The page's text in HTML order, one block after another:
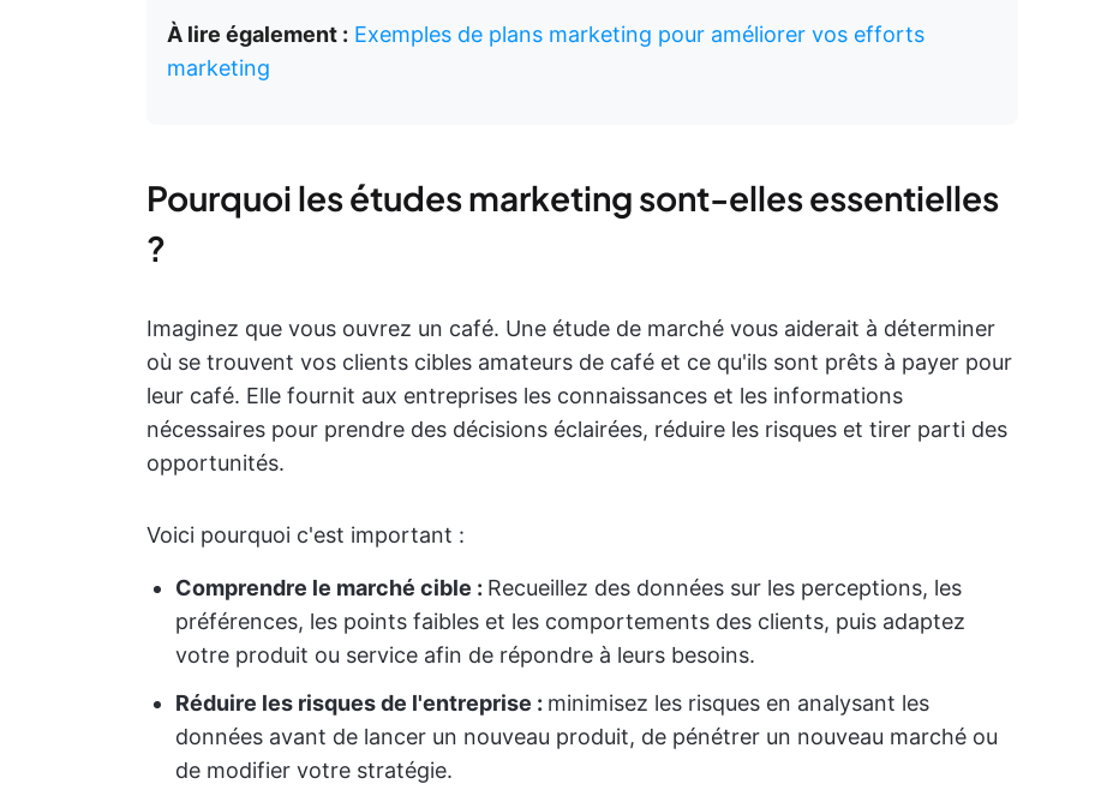
À lire également : Exemples de plans marketing pour améliorer vos efforts
marketing
Pourquoi les études marketing sont-elles essentielles
?
Imaginez que vous ouvrez un café. Une étude de marché vous aiderait à déterminer
où se trouvent vos clients cibles amateurs de café et ce qu'ils sont prêts à payer pour
leur café. Elle fournit aux entreprises les connaissances et les informations
nécessaires pour prendre des décisions éclairées, réduire les risques et tirer parti des
opportunités.
Voici pourquoi c'est important :
Comprendre le marché cible : Recueillez des données sur les perceptions, les
préférences, les points faibles et les comportements des clients, puis adaptez
votre produit ou service afin de répondre à leurs besoins.
Réduire les risques de l'entreprise : minimisez les risques en analysant les
données avant de lancer un nouveau produit, de pénétrer un nouveau marché ou
de modifier votre stratégie.